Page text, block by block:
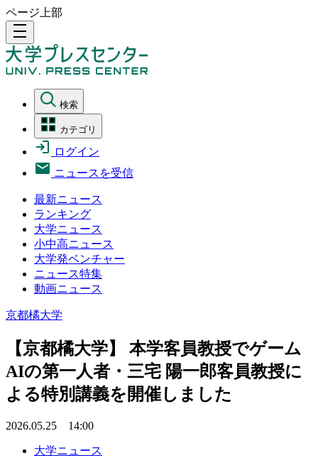
ページ上部
density_medium
検索
カテゴリ
ログイン
ニュースを受信
最新ニュース
ランキング
大学ニュース
小中高ニュース
大学発ベンチャー
ニュース特集
動画ニュース
京都橘大学
【京都橘大学】 本学客員教授でゲーム
AIの第一人者・三宅 陽一郎客員教授に
よる特別講義を開催しました
2026.05.25 14:00
大学ニュース